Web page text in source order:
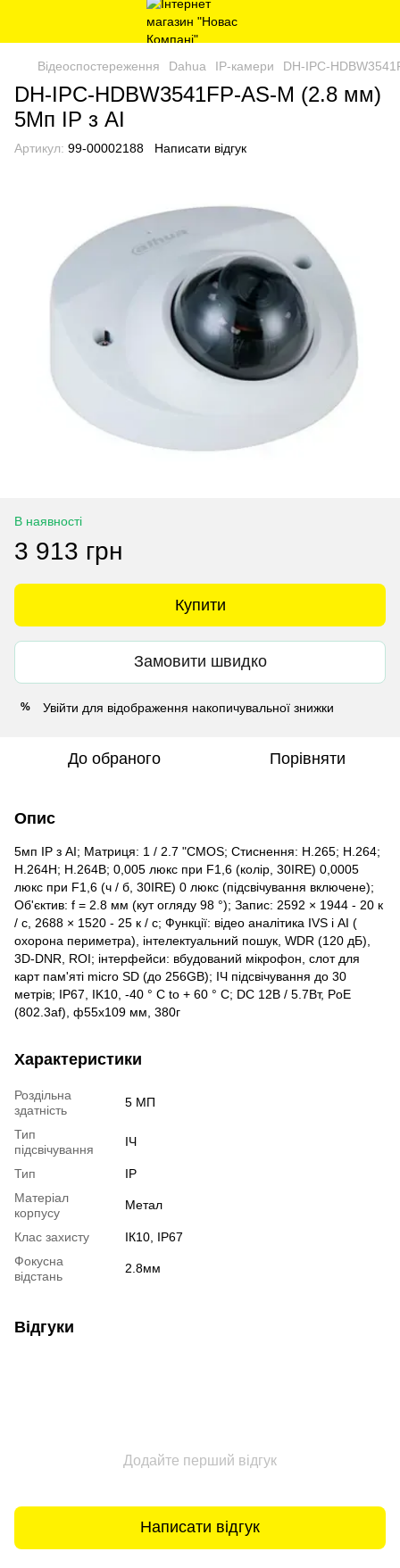
Відеоспостереження Dahua IP-камери DH-IPC-
DH-IPC-HDBW3541FP-AS-M (2.8 мм)
5Мп IP з AI
Артикул: 99-00002188 Написати відгук
В наявності
3 913 грн
Купити
Замовити швидко
% Увійти для відображення накопичувальної знижки
До обраного Порівняти
Опис
5мп IP з AI; Матриця: 1 / 2.7 "CMOS; Стиснення: H.265; H.264;
H.264H; H.264B; 0,005 люкс при F1,6 (колір, 30IRE) 0,0005
люкс при F1,6 (ч / б, 30IRE) 0 люкс (підсвічування включене);
Об'єктив: f = 2.8 мм (кут огляду 98 °); Запис: 2592 × 1944 - 20 к
/ с, 2688 × 1520 - 25 к / с; Функції: відео аналітика IVS і AI (
охорона периметра), інтелектуальний пошук, WDR (120 дБ),
3D-DNR, ROI; інтерфейси: вбудований мікрофон, слот для
карт пам'яті micro SD (до 256GB); ІЧ підсвічування до 30
метрів; IP67, IK10, -40 ° C to + 60 ° C; DC 12В / 5.7Вт, PoE
(802.3af), ф55х109 мм, 380г
Характеристики
Роздільна
здатність
5 МП
Тип
підсвічування
ІЧ
Тип
IP
Матеріал
корпусу
Метал
Клас захисту
ІК10, IP67
Фокусна
відстань
2.8мм
Відгуки
Додайте перший відгук
Написати відгук